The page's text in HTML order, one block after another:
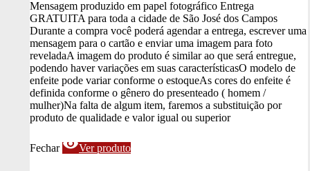
Mensagem produzido em papel fotográfico Entrega
GRATUITA para toda a cidade de São José dos Campos
Durante a compra você poderá agendar a entrega, escrever uma
mensagem para o cartão e enviar uma imagem para foto
reveladaA imagem do produto é similar ao que será entregue,
podendo haver variações em suas característicasO modelo de
enfeite pode variar conforme o estoqueAs cores do enfeite é
definida conforme o gênero do presenteado ( homem /
mulher)Na falta de algum item, faremos a substituição por
produto de qualidade e valor igual ou superior
Fechar visibilityVer produto